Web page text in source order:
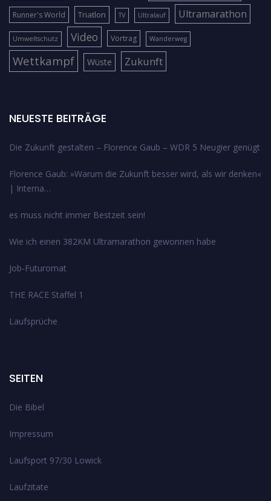
Runner's World Triatlon TV Ultralauf Ultramarathon
Umweltschutz Video Vortrag Wanderweg
Wettkampf Wüste Zukunft
NEUESTE BEITRÄGE
Die Zukunft gestalten – Florence Gaub – WDR 5 Neugier genügt
Florence Gaub: »Warum die Zukunft besser wird, als wir denken«
| Interna…
es muss nicht immer Bestzeit sein!
Wie ich einen 382KM Ultramarathon gewonnen habe
Job-Futuromat
THE RACE Staffel 1
Laufsprüche
SEITEN
Die Bibel
Impressum
Laufsport 97/30 Lowick
Laufzitate